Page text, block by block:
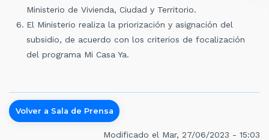
Ministerio de Vivienda, Ciudad y Territorio.
El Ministerio realiza la priorización y asignación del
subsidio, de acuerdo con los criterios de focalización
del programa Mi Casa Ya.
Volver a Sala de Prensa
Modificado el Mar, 27/06/2023 - 15:03